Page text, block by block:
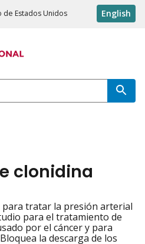
Estados Unidos English
clonidina
para tratar la presión arterial
para el tratamiento de
por el cáncer y para
la descarga de los